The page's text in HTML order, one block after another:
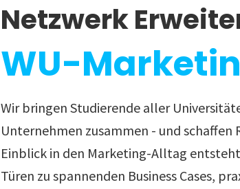
Netzwerk
WU-
Wir bringen Studierende aller
Unternehmen zusammen - und schaffen
Einblick in den Marketing-Alltag
Türen zu spannenden Business Cases,